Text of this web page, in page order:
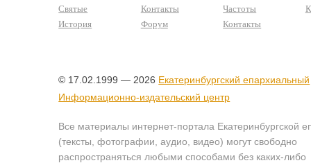
Святые
История
Контакты
Форум
Частоты
Контакты
© 17.02.1999 — 2026 Екатеринбургский епархиальный
Информационно-издательский центр
Все материалы интернет-портала Екатеринбургской
(тексты, фотографии, аудио, видео) могут свободно
распространяться любыми способами без каких-либо